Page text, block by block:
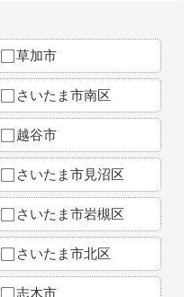
草加市
さいたま市南区
越谷市
さいたま市見沼区
さいたま市岩槻区
さいたま市北区
志木市